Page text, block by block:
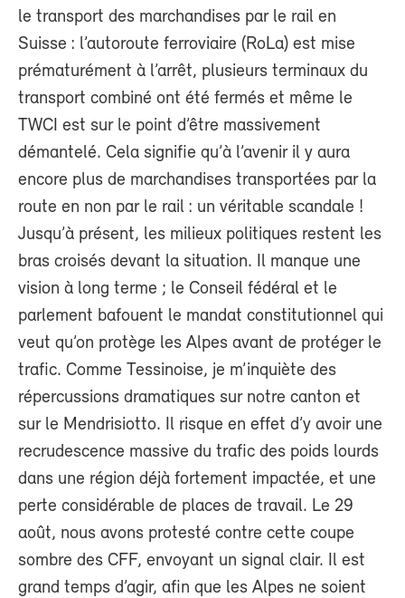
le transport des marchandises par le rail en
Suisse : l’autoroute ferroviaire (RoLa) est mise
prématurément à l’arrêt, plusieurs terminaux du
transport combiné ont été fermés et même le
TWCI est sur le point d’être massivement
démantelé. Cela signifie qu’à l’avenir il y aura
encore plus de marchandises transportées par la
route en non par le rail : un véritable scandale !
Jusqu’à présent, les milieux politiques restent les
bras croisés devant la situation. Il manque une
vision à long terme ; le Conseil fédéral et le
parlement bafouent le mandat constitutionnel qui
veut qu’on protège les Alpes avant de protéger le
trafic. Comme Tessinoise, je m’inquiète des
répercussions dramatiques sur notre canton et
sur le Mendrisiotto. Il risque en effet d’y avoir une
recrudescence massive du trafic des poids lourds
dans une région déjà fortement impactée, et une
perte considérable de places de travail. Le 29
août, nous avons protesté contre cette coupe
sombre des CFF, envoyant un signal clair. Il est
grand temps d’agir, afin que les Alpes ne soient